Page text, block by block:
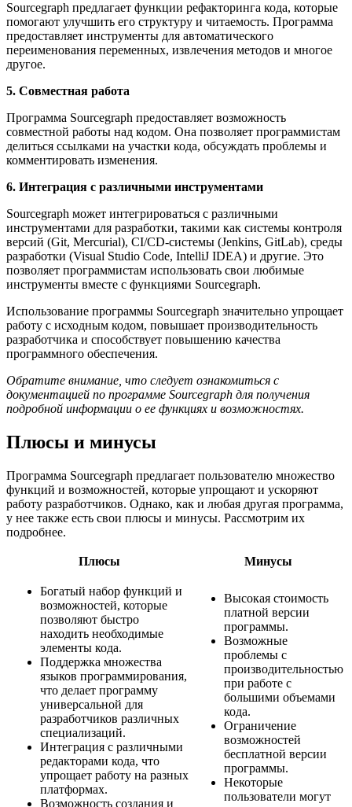
Sourcegraph предлагает функции рефакторинга кода, которые
помогают улучшить его структуру и читаемость. Программа
предоставляет инструменты для автоматического
переименования переменных, извлечения методов и многое
другое.
5. Совместная работа
Программа Sourcegraph предоставляет возможность
совместной работы над кодом. Она позволяет программистам
делиться ссылками на участки кода, обсуждать проблемы и
комментировать изменения.
6. Интеграция с различными инструментами
Sourcegraph может интегрироваться с различными
инструментами для разработки, такими как системы контроля
версий (Git, Mercurial), CI/CD-системы (Jenkins, GitLab), среды
разработки (Visual Studio Code, IntelliJ IDEA) и другие. Это
позволяет программистам использовать свои любимые
инструменты вместе с функциями Sourcegraph.
Использование программы Sourcegraph значительно упрощает
работу с исходным кодом, повышает производительность
разработчика и способствует повышению качества
программного обеспечения.
Обратите внимание, что следует ознакомиться с
документацией по программе Sourcegraph для получения
подробной информации о ее функциях и возможностях.
Плюсы и минусы
Программа Sourcegraph предлагает пользователю множество
функций и возможностей, которые упрощают и ускоряют
работу разработчиков. Однако, как и любая другая программа,
у нее также есть свои плюсы и минусы. Рассмотрим их
подробнее.
Плюсы Минусы
Богатый набор функций и
возможностей, которые
позволяют быстро
находить необходимые
элементы кода.
Поддержка множества
языков программирования,
что делает программу
универсальной для
разработчиков различных
специализаций.
Интеграция с различными
редакторами кода, что
упрощает работу на разных
платформах.
Возможность создания и
Высокая стоимость
платной версии
программы.
Возможные
проблемы с
производительностью
при работе с
большими объемами
кода.
Ограничение
возможностей
бесплатной версии
программы.
Некоторые
пользователи могут